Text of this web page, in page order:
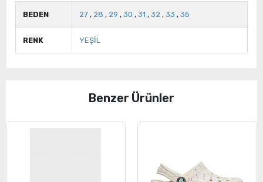
BEDEN 27 , 28 , 29 , 30 , 31 , 32 , 33 , 35
RENK YEŞİL
Benzer Ürünler